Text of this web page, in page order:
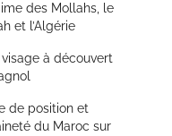
des Mollahs, le
et l’Algérie
à découvert
de position et
du Maroc sur